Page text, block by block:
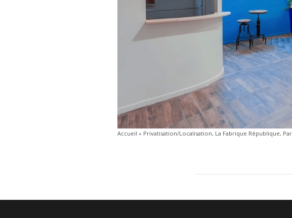
Accueil » Privatisation/Localisation, La Fabrique République,